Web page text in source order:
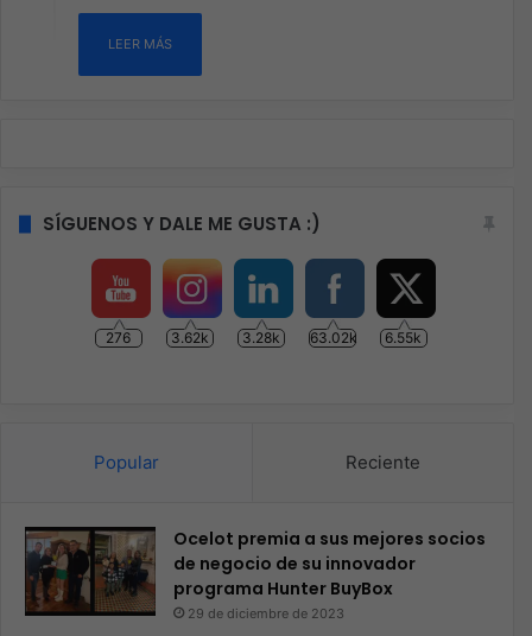
LEER MÁS
SÍGUENOS Y DALE ME GUSTA :)
276 3.62k 3.28k 63.02k 6.55k
Popular Reciente
Ocelot premia a sus mejores socios
de negocio de su innovador
programa Hunter BuyBox
29 de diciembre de 2023